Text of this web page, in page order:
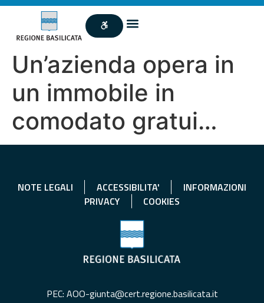
Un’azienda opera in
un immobile in
comodato gratui…
NOTE LEGALI ACCESSIBILITA'
INFORMAZIONI
PRIVACY
COOKIES
PEC: AOO-giunta@cert.regione.basilicata.it